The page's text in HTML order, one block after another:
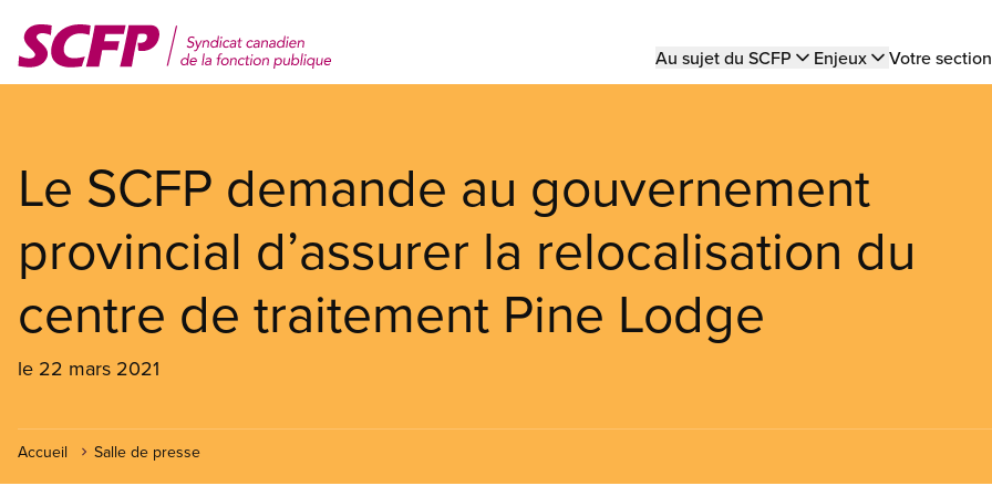
contenu
Main
Au sujet du SCFP Enjeux Votre
Le SCFP demande au gouvernement
provincial d’assurer la relocalisation du
centre de traitement Pine Lodge
le 22 mars 2021
Accueil Salle de presse